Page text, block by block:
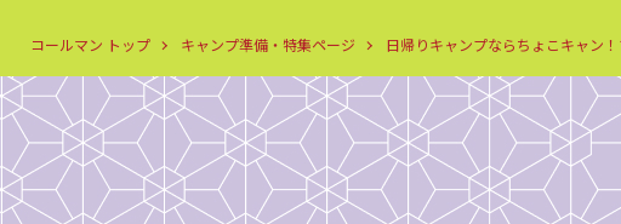
コールマン トップ キャンプ準備・特集ページ 日帰りキャンプならちょこキャン